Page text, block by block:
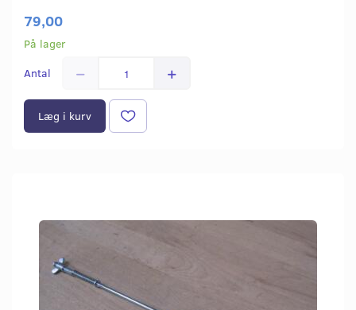
79,00
På lager
Antal
Læg i kurv